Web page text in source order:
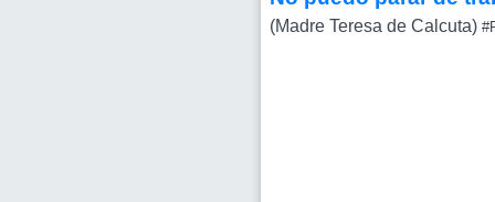
(Madre Teresa de Calcuta)